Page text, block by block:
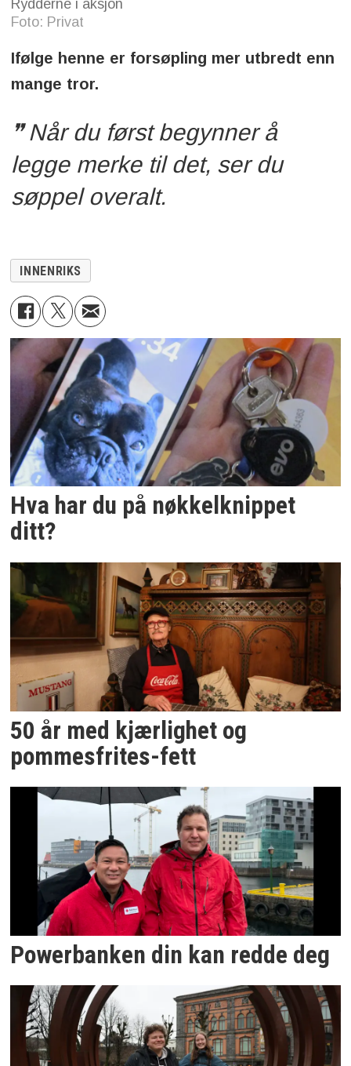
Rydderne i aksjon
Foto: Privat
Ifølge henne er forsøpling mer utbredt enn
mange tror.
Når du først begynner å
legge merke til det, ser du
søppel overalt.
INNENRIKS
Hva har du på nøkkelknippet
ditt?
50 år med kjærlighet og
pommesfrites-fett
Powerbanken din kan redde deg